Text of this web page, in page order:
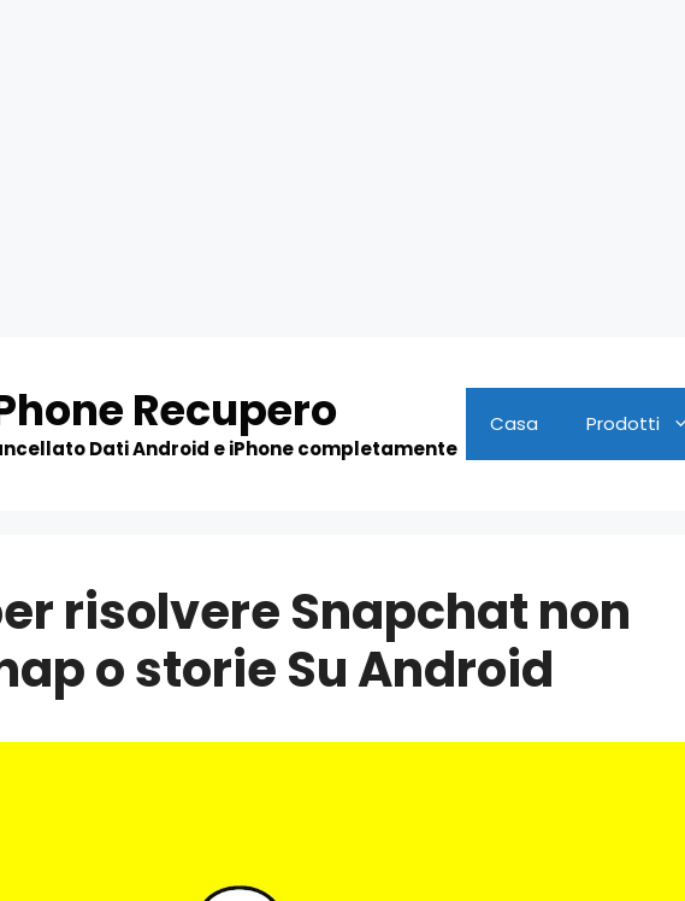
Recupero
Dati Android e iPhone completamente
Casa Prodotti
risolvere Snapchat non
o storie Su Android